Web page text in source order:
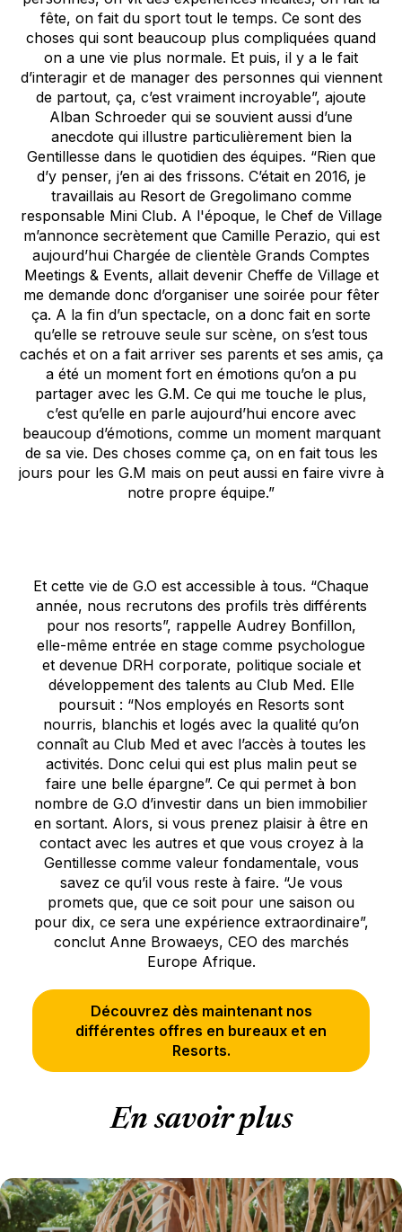
fête, on fait du sport tout le temps. Ce sont des
choses qui sont beaucoup plus compliquées quand
on a une vie plus normale. Et puis, il y a le fait
d’interagir et de manager des personnes qui viennent
de partout, ça, c’est vraiment incroyable”, ajoute
Alban Schroeder qui se souvient aussi d’une
anecdote qui illustre particulièrement bien la
Gentillesse dans le quotidien des équipes. “Rien que
d’y penser, j’en ai des frissons. C’était en 2016, je
travaillais au Resort de Gregolimano comme
responsable Mini Club. A l'époque, le Chef de Village
m’annonce secrètement que Camille Perazio, qui est
aujourd’hui Chargée de clientèle Grands Comptes
Meetings & Events, allait devenir Cheffe de Village et
me demande donc d’organiser une soirée pour fêter
ça. A la fin d’un spectacle, on a donc fait en sorte
qu’elle se retrouve seule sur scène, on s’est tous
cachés et on a fait arriver ses parents et ses amis, ça
a été un moment fort en émotions qu’on a pu
partager avec les G.M. Ce qui me touche le plus,
c’est qu’elle en parle aujourd’hui encore avec
beaucoup d’émotions, comme un moment marquant
de sa vie. Des choses comme ça, on en fait tous les
jours pour les G.M mais on peut aussi en faire vivre à
notre propre équipe.”
Et cette vie de G.O est accessible à tous. “Chaque
année, nous recrutons des profils très différents
pour nos resorts”, rappelle Audrey Bonfillon,
elle-même entrée en stage comme psychologue
et devenue DRH corporate, politique sociale et
développement des talents au Club Med. Elle
poursuit : “Nos employés en Resorts sont
nourris, blanchis et logés avec la qualité qu’on
connaît au Club Med et avec l’accès à toutes les
activités. Donc celui qui est plus malin peut se
faire une belle épargne”. Ce qui permet à bon
nombre de G.O d’investir dans un bien immobilier
en sortant. Alors, si vous prenez plaisir à être en
contact avec les autres et que vous croyez à la
Gentillesse comme valeur fondamentale, vous
savez ce qu’il vous reste à faire. “Je vous
promets que, que ce soit pour une saison ou
pour dix, ce sera une expérience extraordinaire”,
conclut Anne Browaeys, CEO des marchés
Europe Afrique.
Découvrez dès maintenant nos
différentes offres en bureaux et en
Resorts.
En savoir plus